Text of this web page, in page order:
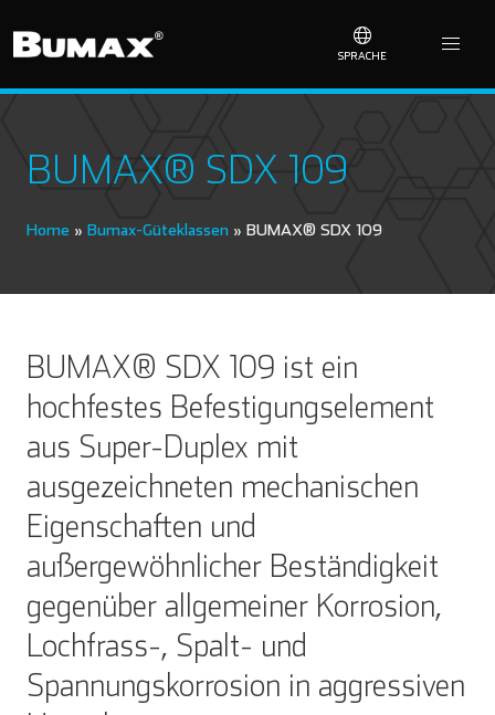
SPRACHE
BUMAX® SDX 109
Home » Bumax-Güteklassen » BUMAX® SDX 109
BUMAX® SDX 109 ist ein
hochfestes Befestigungselement
aus Super-Duplex mit
ausgezeichneten mechanischen
Eigenschaften und
außergewöhnlicher Beständigkeit
gegenüber allgemeiner Korrosion,
Lochfrass-, Spalt- und
Spannungskorrosion in aggressiven